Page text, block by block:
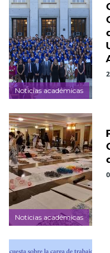
Noticias académicas
Noticias académicas